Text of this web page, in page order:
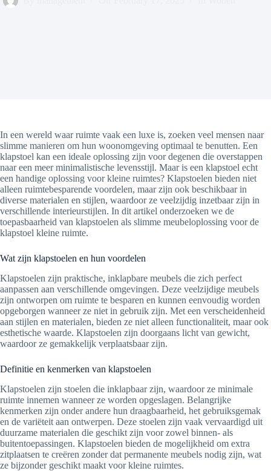
In een wereld waar ruimte vaak een luxe is, zoeken veel mensen naar
slimme manieren om hun woonomgeving optimaal te benutten. Een
klapstoel kan een ideale oplossing zijn voor degenen die overstappen
naar een meer minimalistische levensstijl. Maar is een klapstoel echt
een handige oplossing voor kleine ruimtes? Klapstoelen bieden niet
alleen ruimtebesparende voordelen, maar zijn ook beschikbaar in
diverse materialen en stijlen, waardoor ze veelzijdig inzetbaar zijn in
verschillende interieurstijlen. In dit artikel onderzoeken we de
toepasbaarheid van klapstoelen als slimme meubeloplossing voor de
klapstoel kleine ruimte.
Wat zijn klapstoelen en hun voordelen
Klapstoelen zijn praktische, inklapbare meubels die zich perfect
aanpassen aan verschillende omgevingen. Deze veelzijdige meubels
zijn ontworpen om ruimte te besparen en kunnen eenvoudig worden
opgeborgen wanneer ze niet in gebruik zijn. Met een verscheidenheid
aan stijlen en materialen, bieden ze niet alleen functionaliteit, maar ook
esthetische waarde. Klapstoelen zijn doorgaans licht van gewicht,
waardoor ze gemakkelijk verplaatsbaar zijn.
Definitie en kenmerken van klapstoelen
Klapstoelen zijn stoelen die inklapbaar zijn, waardoor ze minimale
ruimte innemen wanneer ze worden opgeslagen. Belangrijke
kenmerken zijn onder andere hun draagbaarheid, het gebruiksgemak
en de variëteit aan ontwerpen. Deze stoelen zijn vaak vervaardigd uit
duurzame materialen die geschikt zijn voor zowel binnen- als
buitentoepassingen. Klapstoelen bieden de mogelijkheid om extra
zitplaatsen te creëren zonder dat permanente meubels nodig zijn, wat
ze bijzonder geschikt maakt voor kleine ruimtes.